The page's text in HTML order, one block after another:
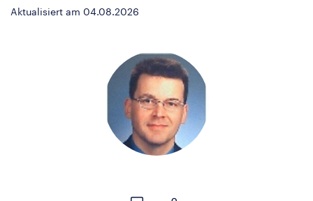
Aktualisiert am 04.08.2026